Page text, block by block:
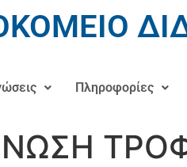
Πληροφορίες